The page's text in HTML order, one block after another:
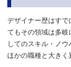
デザイナー歴はすで
てもその領域は多
してのスキル・ノ
ほかの職種と大きく